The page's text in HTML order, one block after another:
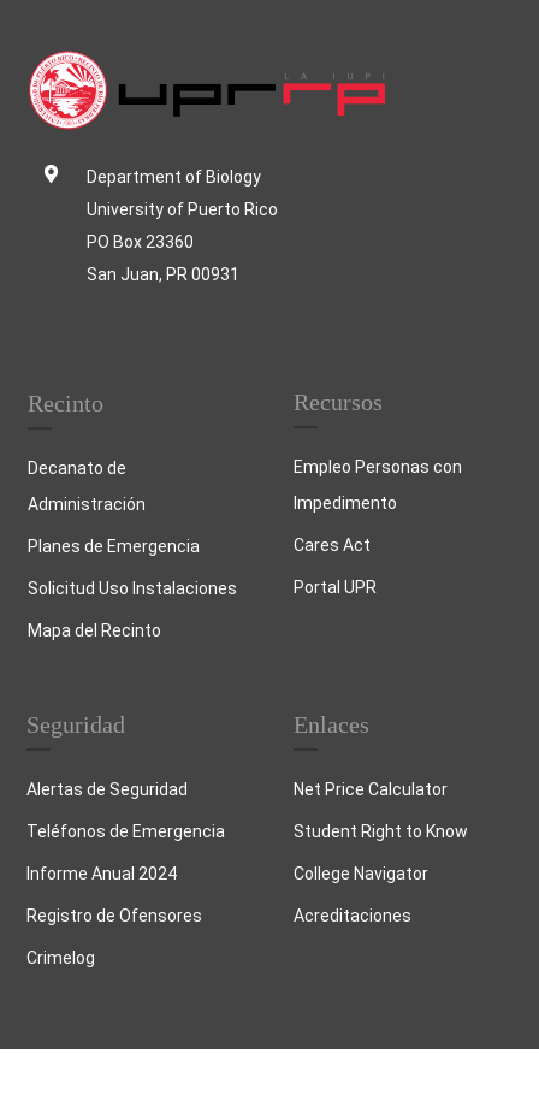
Department of Biology
University of Puerto Rico
PO Box 23360
San Juan, PR 00931
Recinto
Decanato de
Administración
Planes de Emergencia
Solicitud Uso Instalaciones
Mapa del Recinto
Recursos
Empleo Personas con
Impedimento
Cares Act
Portal UPR
Seguridad
Alertas de Seguridad
Teléfonos de Emergencia
Informe Anual 2024
Registro de Ofensores
Crimelog
Enlaces
Net Price Calculator
Student Right to Know
College Navigator
Acreditaciones